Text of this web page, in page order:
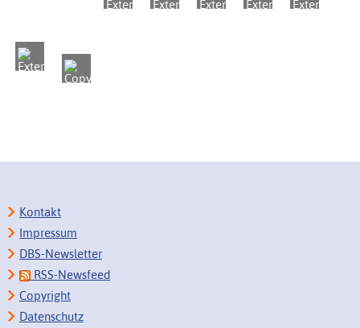
Kontakt
Impressum
DBS-Newsletter
RSS-Newsfeed
Copyright
Datenschutz